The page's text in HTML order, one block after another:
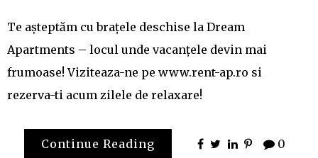
Te așteptăm cu brațele deschise la Dream
Apartments – locul unde vacanțele devin mai
frumoase! Viziteaza-ne pe www.rent-ap.ro si
rezerva-ti acum zilele de relaxare!
Continue Reading 0